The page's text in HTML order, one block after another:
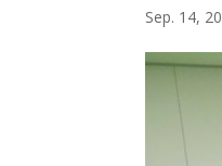
Sep. 14,